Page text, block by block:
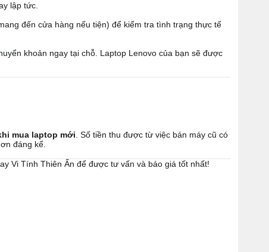
lập tức.
đến cửa hàng nếu tiện) để kiểm tra tình trạng thực tế
khoản ngay tại chỗ. Laptop Lenovo của bạn sẽ được
mua laptop mới . Số tiền thu được từ việc bán máy cũ có
đáng kể.
Vi Tính Thiên Ấn để được tư vấn và báo giá tốt nhất!